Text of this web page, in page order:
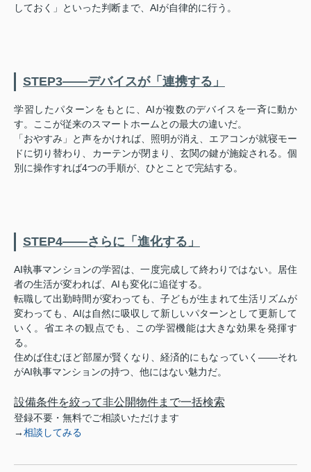
しておく」といった判断まで、AIが自律的に行う。
STEP3——デバイスが「連携する」
学習したパターンをもとに、AIが複数のデバイスを一斉に動か
す。ここが従来のスマートホームとの最大の違いだ。
「おやすみ」と声をかければ、照明が消え、エアコンが就寝モー
ドに切り替わり、カーテンが閉まり、玄関の鍵が施錠される。個
別に操作すれば4つの手順が、ひとことで完結する。
STEP4——さらに「進化する」
AI執事マンションの学習は、一度完成して終わりではない。居住
者の生活が変われば、AIも変化に追従する。
転職して出勤時間が変わっても、子どもが生まれて生活リズムが
変わっても、AIは自然に吸収して新しいパターンとして更新して
いく。省エネの観点でも、この学習機能は大きな効果を発揮す
る。
住めば住むほど部屋が賢くなり、経済的にもなっていく——それ
がAI執事マンションの持つ、他にはない魅力だ。
設備条件を絞って非公開物件まで一括検索
登録不要・無料でご相談いただけます
→相談してみる